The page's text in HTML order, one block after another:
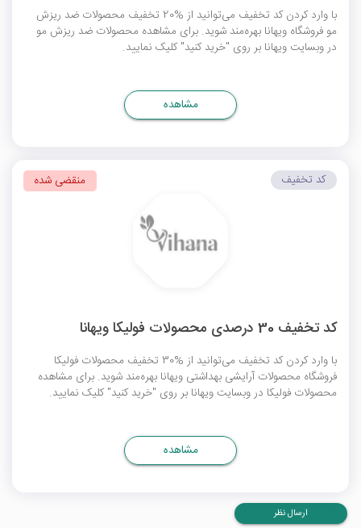
با وارد کردن کد تخفیف می‌توانید از %20 تخفیف محصولات ضد ریزش
مو فروشگاه ویهانا بهره‌مند شوید. برای مشاهده محصولات ضد ریزش مو
در وبسایت ویهانا بر روی "خرید کنید" کلیک نمایید.
مشاهده
کد تخفیف 30 درصدی محصولات فولیکا ویهانا
با وارد کردن کد تخفیف می‌توانید از %30 تخفیف محصولات فولیکا
فروشگاه محصولات آرایشی بهداشتی ویهانا بهره‌مند شوید. برای مشاهده
محصولات فولیکا در وبسایت ویهانا بر روی "خرید کنید" کلیک نمایید.
کد تخفیف منقضی شده
مشاهده
ارسال نظر